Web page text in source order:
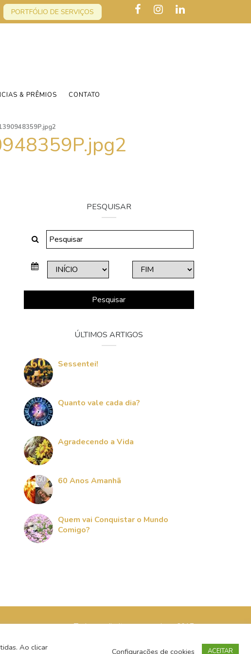
PORTFÓLIO DE SERVIÇOS
& PRÊMIOS CONTATO
PESQUISAR
Pesquisar
ÚLTIMOS ARTIGOS
Sessentei!
Quanto vale cada dia?
Agradecendo a Vida
60 Anos Amanhã
Quem vai Conquistar o Mundo
Comigo?
Todos os direitos reservados - 2017
Ao clicar
Configurações de cookies ACEITAR